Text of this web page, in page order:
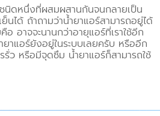
ดหนึ่งที่ผสมผสานกันจนกลายเป็น
ได้ ถ้าถามว่าน้ำยาแอร์สามารถอยู่ได้
อาจจะนานกว่าอายุแอร์ที่เราใช้อีก
าแอร์ยังอยู่ในระบบเลยครับ หรืออีก
ว หรือมีจุดซึม น้ำยาแอร์ก็สามารถใช้